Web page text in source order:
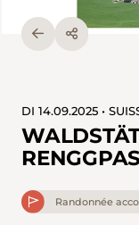
DI 14.09.2025 •
Randonnée